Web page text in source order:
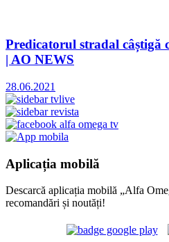
Predicatorul stradal câștigă
| AO NEWS
28.06.2021
Aplicația mobilă
Descarcă aplicația mobilă „Alfa
recomandări și noutăți!